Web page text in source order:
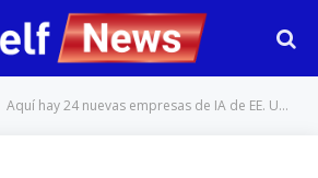
Aquí hay 24 nuevas empresas de IA de EE. UU. Que recaudaron más de $ 100 millones en 2025: